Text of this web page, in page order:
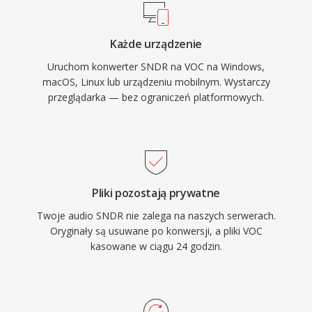
Windowsa i formatu WAV VOC stopniowo
wypadl z glownego nurtu, lecz pozostaje
wazny dla zachowania retro gier i dla kazdego,
kto pracuje z archiwalnymi zbiorami audio z ery
PC.
Każde urządzenie
Uruchom konwerter SNDR na VOC na Windows,
macOS, Linux lub urządzeniu mobilnym. Wystarczy
przeglądarka — bez ograniczeń platformowych.
Pliki pozostają prywatne
Twoje audio SNDR nie zalega na naszych serwerach.
Oryginały są usuwane po konwersji, a pliki VOC
kasowane w ciągu 24 godzin.